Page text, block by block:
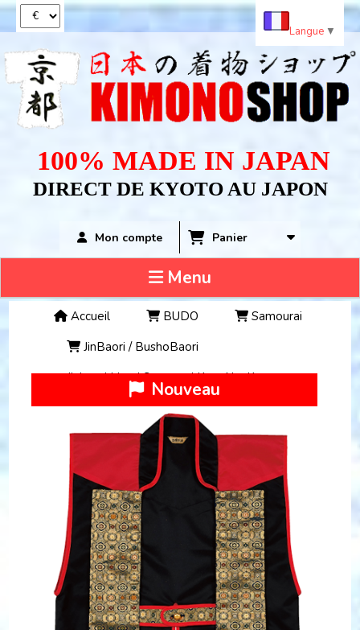
100% MADE IN JAPAN
DIRECT DE KYOTO AU JAPON
Mon compte Panier
Menu
Accueil BUDO
Samourai
JinBaori / BushoBaori
Jinbaori Haori Samourai KuroAka Komon
Nouveau
Langue ▼
Panneau de gestion des cookies